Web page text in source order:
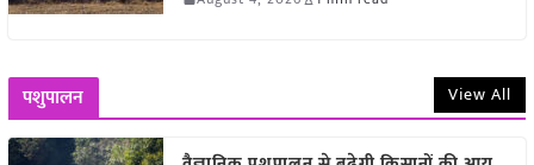
पशुपालन View All